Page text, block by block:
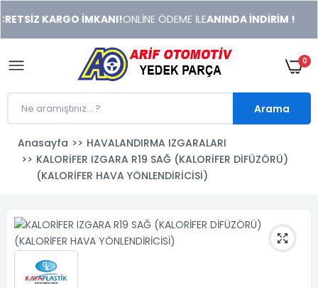
xonusu
veren
sitolar
KARGO İMKANI!ONLİNE ÖDEME İLEANINDA İNDİRİM !
0
Arama
Anasayfa
HAVALANDIRMA IZGARALARI
KALORİFER IZGARA R19 SAĞ (KALORİFER DİFÜZÖRÜ)
(KALORİFER HAVA YÖNLENDİRİCİSİ)